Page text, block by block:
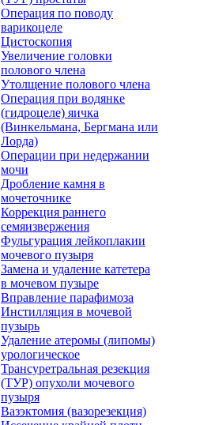
Операция по поводу
варикоцеле
Цистоскопия
Увеличение головки
полового члена
Утолщение полового члена
Операция при водянке
(гидроцеле) яичка
(Винкельмана, Бергмана или
Лорда)
Операции при недержании
мочи
Дробление камня в
мочеточнике
Коррекция раннего
семяизвержения
Фульгурация лейкоплакии
мочевого пузыря
Замена и удаление катетера
в мочевом пузыре
Вправление парафимоза
Инстилляция в мочевой
пузырь
Удаление атеромы (липомы)
урологическое
Трансуретральная резекция
(ТУР) опухоли мочевого
пузыря
Вазэктомия (вазорезекция)